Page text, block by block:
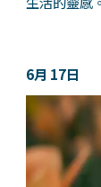
6月 17日